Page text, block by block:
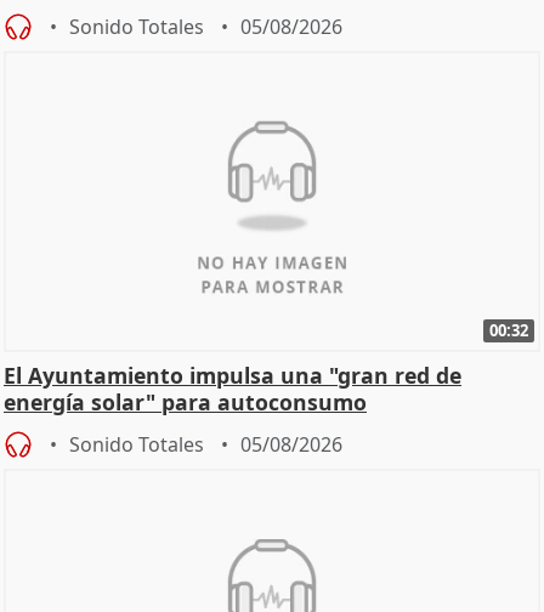
Sonido Totales 05/08/2026
00:32
El Ayuntamiento impulsa una "gran red de
energía solar" para autoconsumo
Sonido Totales 05/08/2026